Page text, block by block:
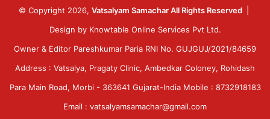
© Copyright 2026, Vatsalyam Samachar All Rights Reserved
Design by Knowtable Online Services Pvt Ltd.
Owner & Editor Pareshkumar Paria RNI No. GUJGUJ/2021/84659
Address : Vatsalya, Pragaty Clinic, Ambedkar Coloney, Rohidash
Para Main Road, Morbi - 363641 Gujarat-India Mobile : 8732918183
Email : vatsalyamsamachar@gmail.com